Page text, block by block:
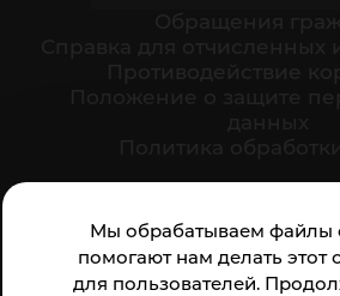
Мы обрабатываем файлы
помогают нам делать этот
для пользователей.
Ваше мнение формирует
организации: